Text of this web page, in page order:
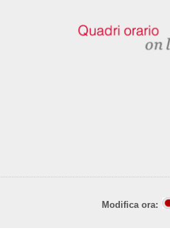
Modifica ora: